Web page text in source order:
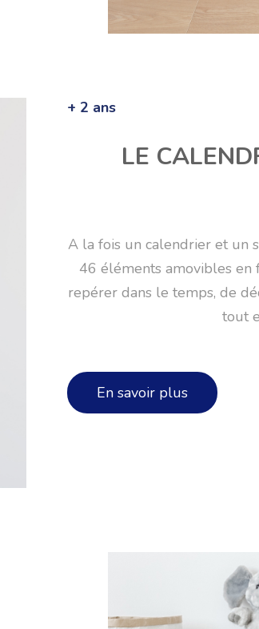
+ 2 ans
LE
A la fois un calendrier et un
46 éléments amovibles en
repérer dans le temps, de
tout
En savoir plus